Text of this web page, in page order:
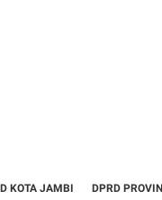
KOTA JAMBI DPRD